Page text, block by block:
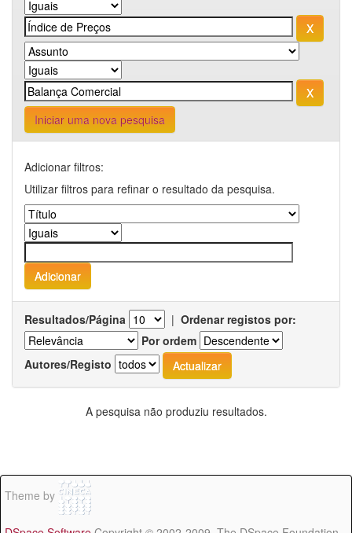
Iniciar uma nova pesquisa
Adicionar filtros:
Utilizar filtros para refinar o resultado da pesquisa.
Resultados/Página | Ordenar registos por:
Por ordem
Autores/Registo
A pesquisa não produziu resultados.
Theme by